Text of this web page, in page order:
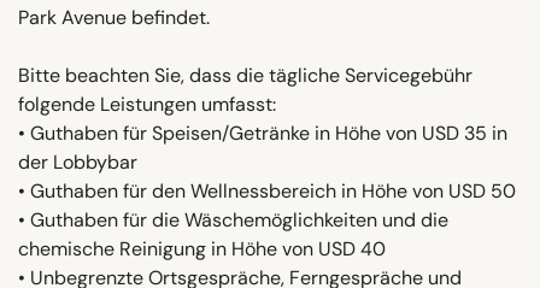
Park Avenue befindet.
Bitte beachten Sie, dass die tägliche Servicegebühr
folgende Leistungen umfasst:
• Guthaben für Speisen/Getränke in Höhe von USD 35 in
der Lobbybar
• Guthaben für den Wellnessbereich in Höhe von USD 50
• Guthaben für die Wäschemöglichkeiten und die
chemische Reinigung in Höhe von USD 40
• Unbegrenzte Ortsgespräche, Ferngespräche und